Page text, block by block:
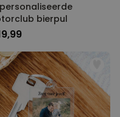
bierpul